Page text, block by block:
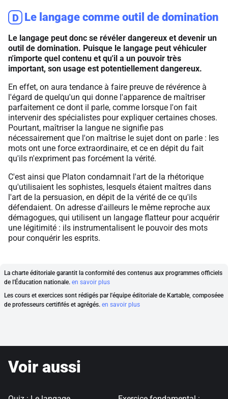
D Le langage comme outil de domination
Le langage peut donc se révéler dangereux et devenir un
outil de domination. Puisque le langage peut véhiculer
n'importe quel contenu et qu'il a un pouvoir très
important, son usage est potentiellement dangereux.
En effet, on aura tendance à faire preuve de révérence à
l'égard de quelqu'un qui donne l'apparence de maîtriser
parfaitement ce dont il parle, comme lorsque l'on fait
intervenir des spécialistes pour expliquer certaines choses.
Pourtant, maîtriser la langue ne signifie pas
nécessairement que l'on maîtrise le sujet dont on parle : les
mots ont une force extraordinaire, et ce en dépit du fait
qu'ils n'expriment pas forcément la vérité.
C'est ainsi que Platon condamnait l'art de la rhétorique
qu'utilisaient les sophistes, lesquels étaient maîtres dans
l'art de la persuasion, en dépit de la vérité de ce qu'ils
défendaient. On adresse d'ailleurs le même reproche aux
démagogues, qui utilisent un langage flatteur pour acquérir
une légitimité : ils instrumentalisent le pouvoir des mots
pour conquérir les esprits.
La charte éditoriale garantit la conformité des contenus aux programmes officiels
de l'Éducation nationale. en savoir plus
Les cours et exercices sont rédigés par l'équipe éditoriale de Kartable, composéee
de professeurs certififés et agrégés. en savoir plus
Voir aussi